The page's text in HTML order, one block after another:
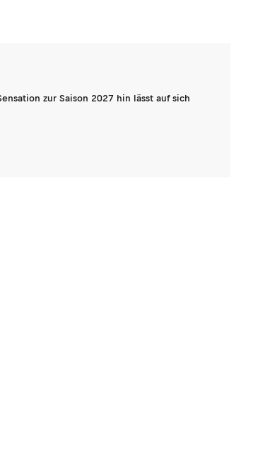
zur Saison 2027 hin lässt auf sich